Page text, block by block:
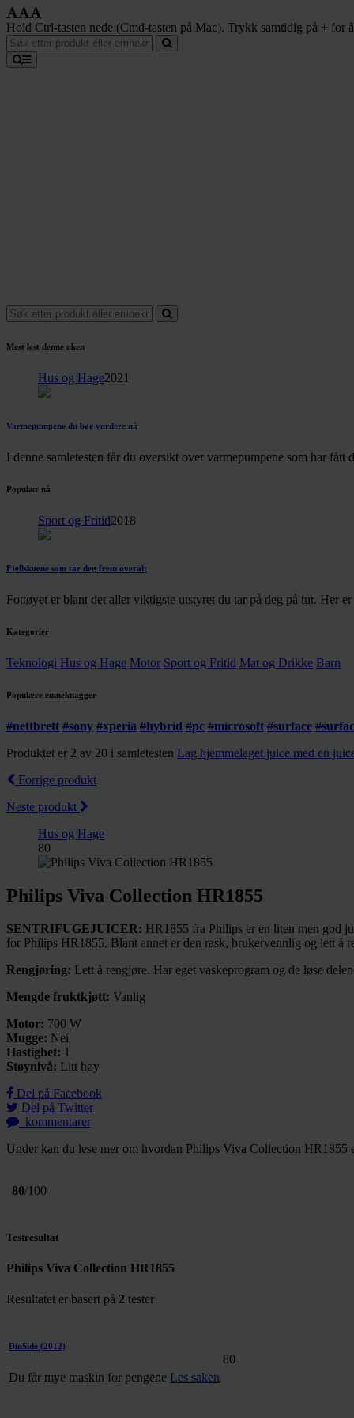
Hold Ctrl-tasten nede (Cmd-tasten på Mac). Trykk samtidig på + for
Mest lest denne uken
Hus og Hage2021
Varmepumpene du bør vurdere nå
I denne samletesten får du oversikt over varmepumpene som har
Populær nå
Sport og Fritid2018
Fjellskoene som tar deg frem overalt
Fottøyet er blant det aller viktigste utstyret du tar på deg på tur. Her
Kategorier
Teknologi Hus og Hage Motor Sport og Fritid Mat og Drikke Barn
Populære emneknagger
#nettbrett #sony #xperia #hybrid #pc #microsoft #surface #
Produktet er 2 av 20 i samletesten Lag hjemmelaget juice med en
Forrige produkt
Neste produkt
Hus og Hage
80
Philips Viva Collection HR1855
SENTRIFUGEJUICER: HR1855 fra Philips er en liten men god
for Philips HR1855. Blant annet er den rask, brukervennlig og lett å
Rengjøring: Lett å rengjøre. Har eget vaskeprogram og de løse
Mengde fruktkjøtt: Vanlig
Motor: 700 W
Mugge: Nei
Hastighet: 1
Støynivå: Litt høy
Del på Facebook
Del på Twitter
kommentarer
Under kan du lese mer om hvordan Philips Viva Collection HR1855
80/100
Testresultat
Philips Viva Collection HR1855
Resultatet er basert på 2 tester
DinSide (2012)
Du får mye maskin for pengene Les saken
80